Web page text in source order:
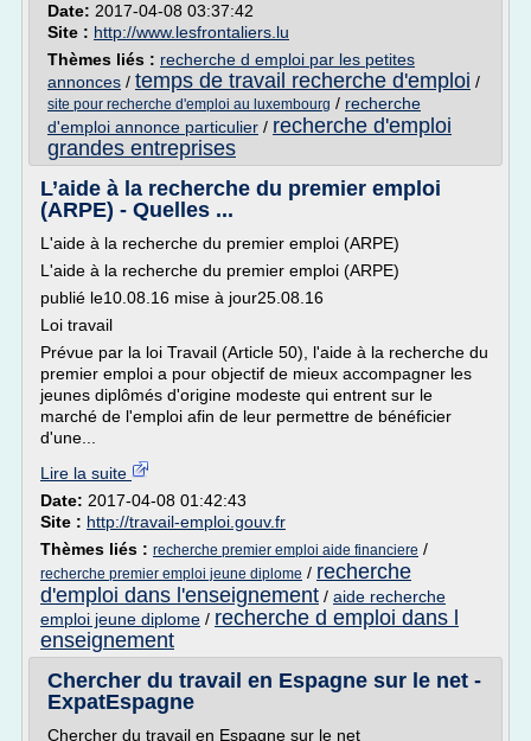
Date: 2017-04-08 03:37:42
Site : http://www.lesfrontaliers.lu
Thèmes liés : recherche d emploi par les petites
annonces / temps de travail recherche d'emploi /
site pour recherche d'emploi au luxembourg / recherche
d'emploi annonce particulier / recherche d'emploi
grandes entreprises
L’aide à la recherche du premier emploi
(ARPE) - Quelles ...
L'aide à la recherche du premier emploi (ARPE)
L'aide à la recherche du premier emploi (ARPE)
publié le10.08.16 mise à jour25.08.16
Loi travail
Prévue par la loi Travail (Article 50), l'aide à la recherche du
premier emploi a pour objectif de mieux accompagner les
jeunes diplômés d'origine modeste qui entrent sur le
marché de l'emploi afin de leur permettre de bénéficier
d'une...
Lire la suite
Date: 2017-04-08 01:42:43
Site : http://travail-emploi.gouv.fr
Thèmes liés : recherche premier emploi aide financiere /
recherche premier emploi jeune diplome / recherche
d'emploi dans l'enseignement / aide recherche
emploi jeune diplome / recherche d emploi dans l
enseignement
Chercher du travail en Espagne sur le net -
ExpatEspagne
Chercher du travail en Espagne sur le net